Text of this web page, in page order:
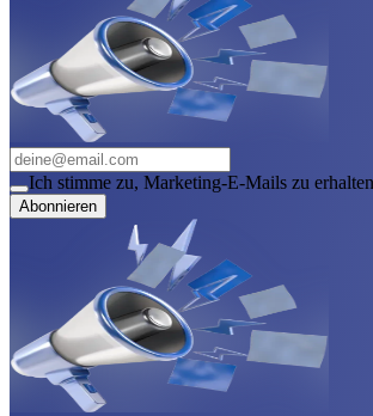
Ich stimme zu, Marketing-E-Mails zu
Abonnieren